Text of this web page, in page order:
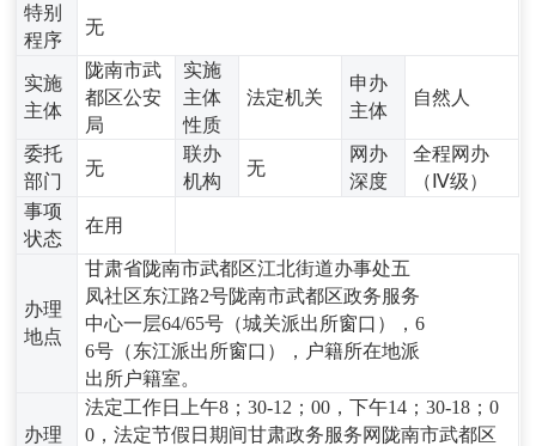
特别
程序
无
实施
主体
陇南市武
都区公安
局
实施
主体
性质
法定机关
申办
主体
自然人
委托
部门
无
联办
机构
无
网办
深度
全程网办
（Ⅳ级）
事项
状态
在用
办理
地点
甘肃省陇南市武都区江北街道办事处五
凤社区东江路2号陇南市武都区政务服务
中心一层64/65号（城关派出所窗口），6
6号（东江派出所窗口），户籍所在地派
出所户籍室。
办理
法定工作日上午8；30-12；00，下午14；30-18；0
0，法定节假日期间甘肃政务服务网陇南市武都区